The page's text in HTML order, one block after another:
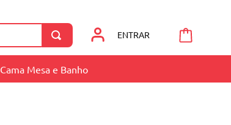
ENTRAR
Cama Mesa e Banho